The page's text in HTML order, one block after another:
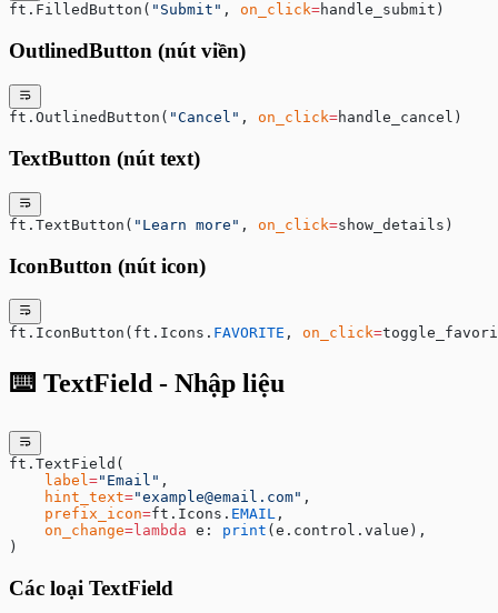
ft.FilledButton( "Submit" , on_click=handle_submit)
OutlinedButton (nút viền)
ft.OutlinedButton( "Cancel" , on_click=handle_cancel)
TextButton (nút text)
ft.TextButton( "Learn more" , on_click=show_details)
IconButton (nút icon)
ft.IconButton(ft.Icons. FAVORITE , on_click=
⌨️ TextField - Nhập liệu
ft.TextField(
    label
="Email" ,
    hint_text
="example@email.com" ,
    prefix_icon
=ft.Icons. EMAIL ,
    on_change
=lambda e: print (e.control.value),
)
Các loại TextField